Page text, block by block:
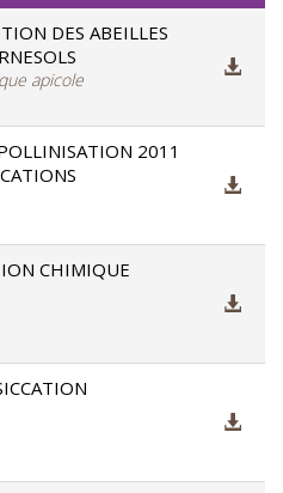
DES ABEILLES
apicole
2011
CHIMIQUE